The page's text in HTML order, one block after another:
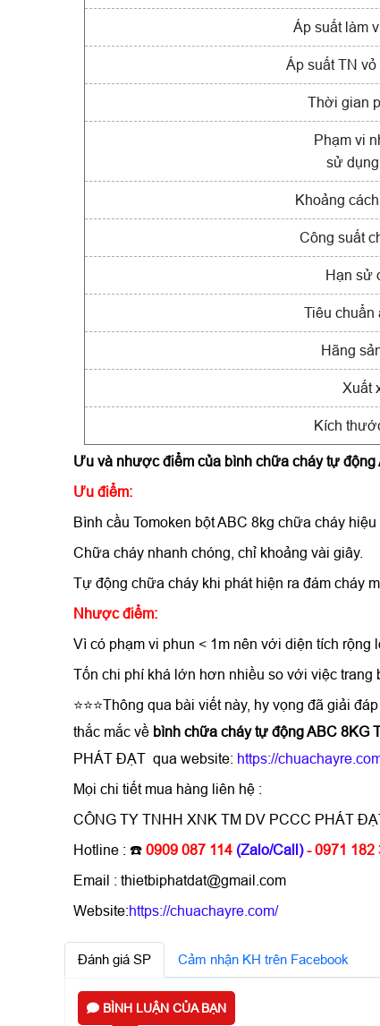
Áp suất làm
Áp suất TN
Thời gian
Phạm vi
sử dụng
Khoảng
Công suất
Hạn sử
Tiêu chuẩn
Hãng
Xuất
Kích
Ưu và nhược điểm của bình chữa cháy tự
Ưu điểm:
Bình cầu Tomoken bột ABC 8kg chữa cháy
Chữa cháy nhanh chóng, chỉ khoảng vài giây.
Tự động chữa cháy khi phát hiện ra đám cháy
Nhược điểm:
Vì có phạm vi phun < 1m nên với diện tích rộng
Tốn chi phí khá lớn hơn nhiều so với việc trang
⭐⭐⭐Thông qua bài viết này, hy vọng đã giải
thắc mắc về bình chữa cháy tự động ABC 8KG
PHÁT ĐẠT qua website: https://
Mọi chi tiết mua hàng liên hệ :
CÔNG TY TNHH XNK TM DV PCCC PHÁT
Hotline : ☎️ 0909 087 114 (Zalo/Call)- 0971 182
Email : thietbiphatdat@gmail.com
Website:https://chuachayre.com/
Đánh giá SP Cảm nhận KH trên Facebook
BÌNH LUẬN CỦA BẠN